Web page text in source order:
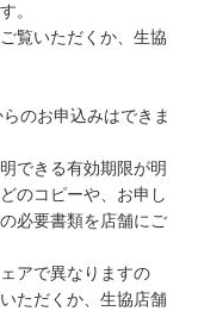
。
覧いただくか、生協
のお申込みはできま
できる有効期限が明
のコピーや、お申し
必要書類を店舗にご
アで異なりますの
ただくか、生協店舗